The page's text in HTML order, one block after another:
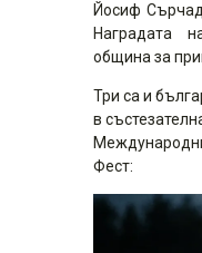
Йосиф
Наградата
община за
Три са и
в
Фест: